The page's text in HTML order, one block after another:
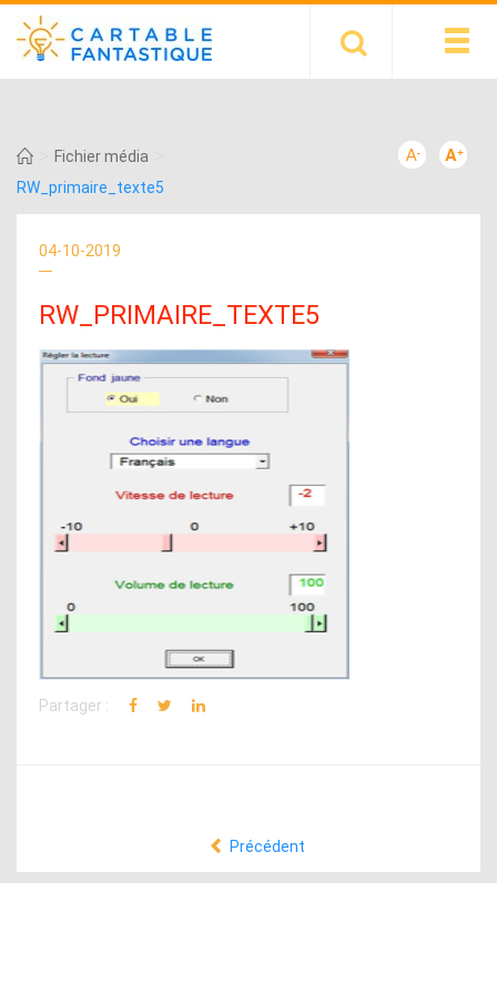
Fichier média
RW_primaire_texte5
04-10-2019
RW_PRIMAIRE_TEXTE5
Partager :
Précédent